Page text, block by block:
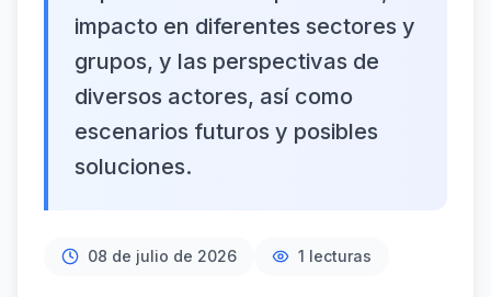
impacto en diferentes sectores y
grupos, y las perspectivas de
diversos actores, así como
escenarios futuros y posibles
soluciones.
08 de julio de 2026 1 lecturas